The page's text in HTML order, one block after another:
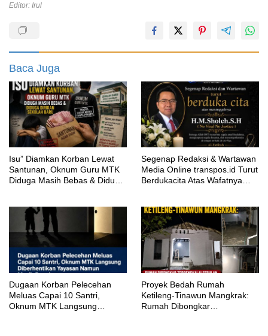
Editor: Irul
Baca Juga
‎Isu” Diamkan Korban Lewat
Santunan, Oknum Guru MTK
Diduga Masih Bebas & Diduga
Segenap Redaksi & Wartawan
Media Online transpos.id Turut
Berdukacita Atas Wafatnya
‎Dugaan Korban Pelecehan
Meluas Capai 10 Santri,
Oknum MTK Langsung
Proyek Bedah Rumah
Ketileng-Tinawun Mangkrak:
Rumah Dibongkar